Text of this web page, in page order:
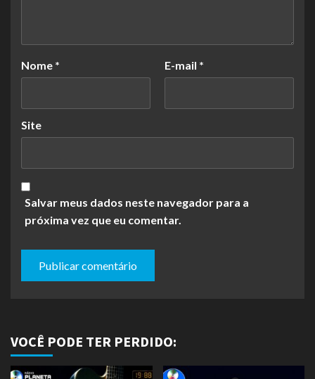
Nome * E-mail *
Site
Salvar meus dados neste navegador para a
próxima vez que eu comentar.
VOCÊ PODE TER PERDIDO: